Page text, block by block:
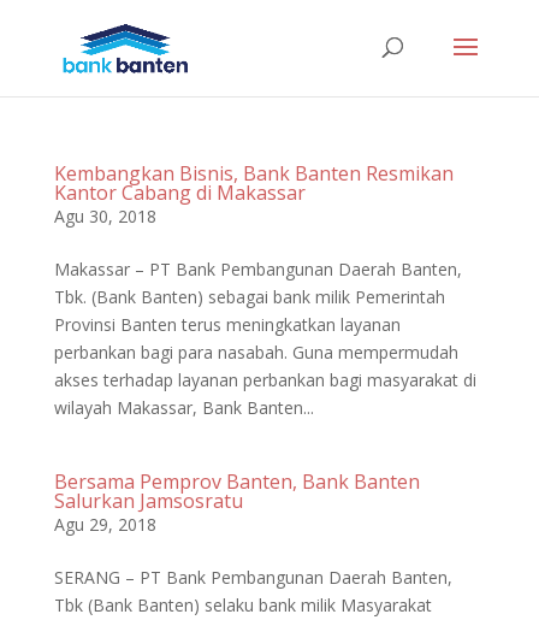
Kembangkan Bisnis, Bank Banten Resmikan
Kantor Cabang di Makassar
Agu 30, 2018
Makassar – PT Bank Pembangunan Daerah Banten,
Tbk. (Bank Banten) sebagai bank milik Pemerintah
Provinsi Banten terus meningkatkan layanan
perbankan bagi para nasabah. Guna mempermudah
akses terhadap layanan perbankan bagi masyarakat di
wilayah Makassar, Bank Banten...
Bersama Pemprov Banten, Bank Banten
Salurkan Jamsosratu
Agu 29, 2018
SERANG – PT Bank Pembangunan Daerah Banten,
Tbk (Bank Banten) selaku bank milik Masyarakat